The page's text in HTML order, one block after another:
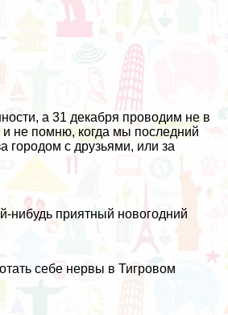
а 31 декабря проводим не в
и не помню, когда мы последний
городом с друзьями, или за
нибудь приятный новогодний
себе нервы в Тигровом